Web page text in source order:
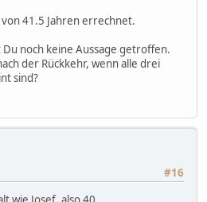
41.5 Jahren errechnet.
noch keine Aussage getroffen.
der Rückkehr, wenn alle drei
sind?
#16